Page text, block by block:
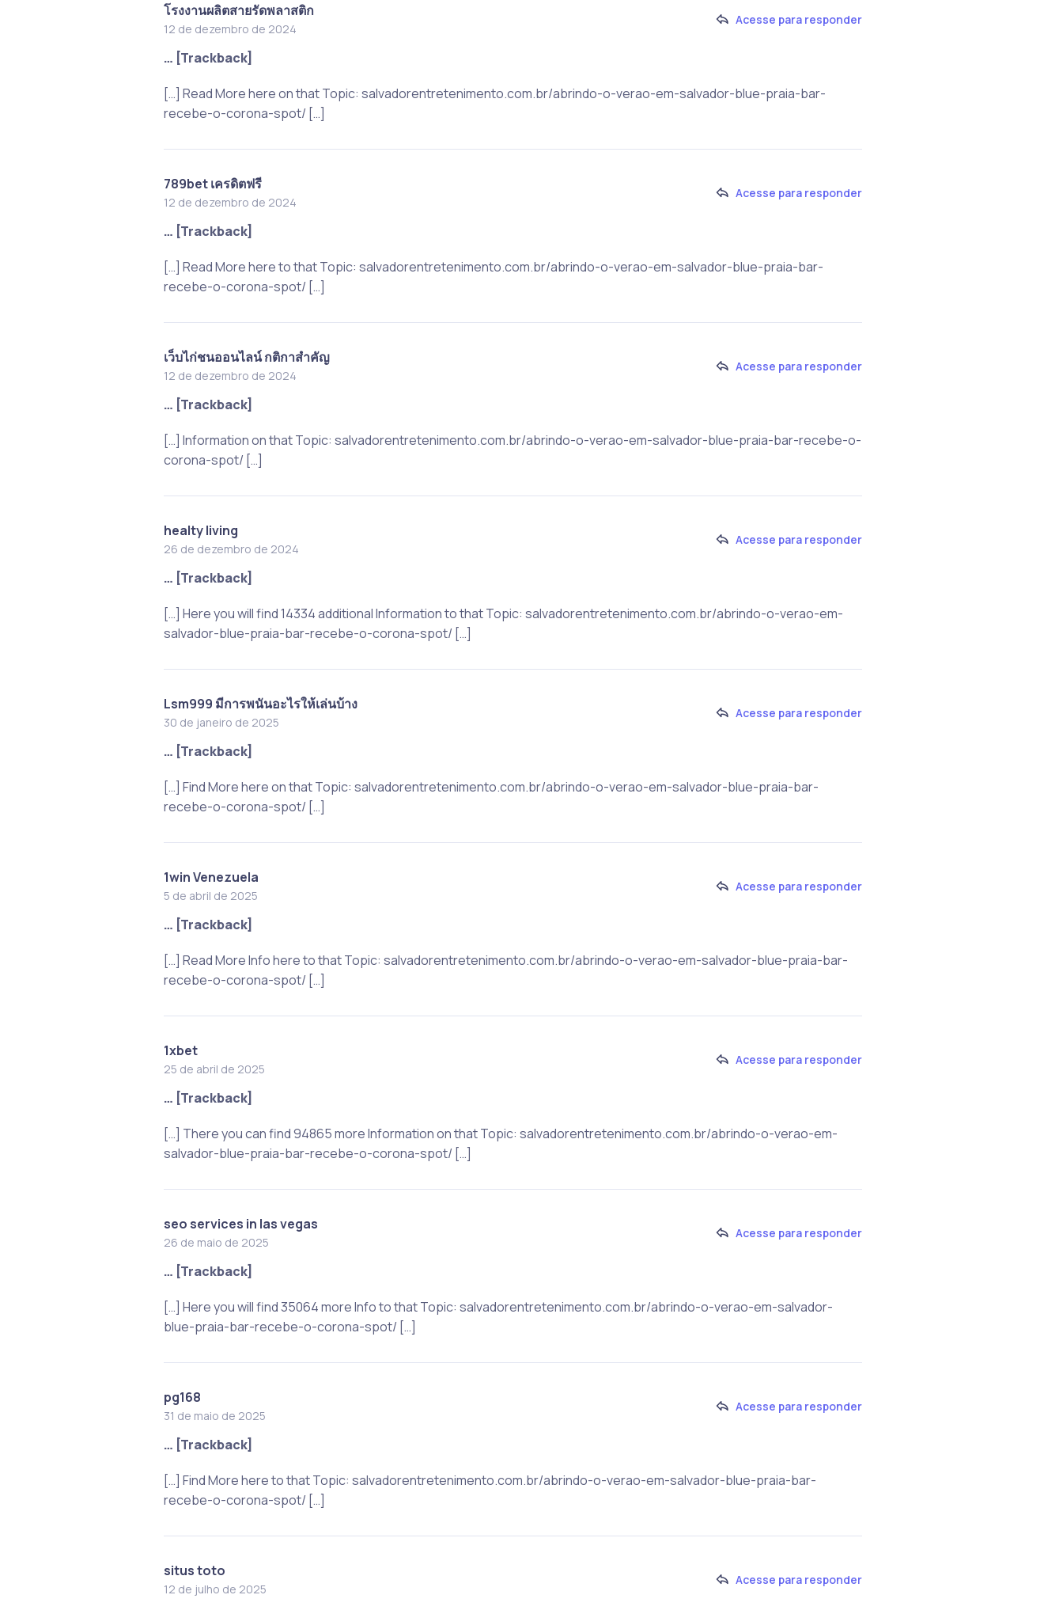
โรงงานผลิตสายรัดพลาสติก
12 de dezembro de 2024
Acesse para responder
… [Trackback]
[…] Read More here on that Topic: salvadorentretenimento.com.br/abrindo-o-verao-em-salvador-blue-praia-bar-
recebe-o-corona-spot/ […]
789bet เครดิตฟรี
12 de dezembro de 2024
Acesse para responder
… [Trackback]
[…] Read More here to that Topic: salvadorentretenimento.com.br/abrindo-o-verao-em-salvador-blue-praia-bar-
recebe-o-corona-spot/ […]
เว็บไก่ชนออนไลน์ กติกาสำคัญ
12 de dezembro de 2024
Acesse para responder
… [Trackback]
[…] Information on that Topic: salvadorentretenimento.com.br/abrindo-o-verao-em-salvador-blue-praia-bar-recebe-o-
corona-spot/ […]
healty living
26 de dezembro de 2024
Acesse para responder
… [Trackback]
[…] Here you will find 14334 additional Information to that Topic: salvadorentretenimento.com.br/abrindo-o-verao-em-
salvador-blue-praia-bar-recebe-o-corona-spot/ […]
Lsm999 มีการพนันอะไรให้เล่นบ้าง
30 de janeiro de 2025
Acesse para responder
… [Trackback]
[…] Find More here on that Topic: salvadorentretenimento.com.br/abrindo-o-verao-em-salvador-blue-praia-bar-
recebe-o-corona-spot/ […]
1win Venezuela
5 de abril de 2025
Acesse para responder
… [Trackback]
[…] Read More Info here to that Topic: salvadorentretenimento.com.br/abrindo-o-verao-em-salvador-blue-praia-bar-
recebe-o-corona-spot/ […]
1xbet
25 de abril de 2025
Acesse para responder
… [Trackback]
[…] There you can find 94865 more Information on that Topic: salvadorentretenimento.com.br/abrindo-o-verao-em-
salvador-blue-praia-bar-recebe-o-corona-spot/ […]
seo services in las vegas
26 de maio de 2025
Acesse para responder
… [Trackback]
[…] Here you will find 35064 more Info to that Topic: salvadorentretenimento.com.br/abrindo-o-verao-em-salvador-
blue-praia-bar-recebe-o-corona-spot/ […]
pg168
31 de maio de 2025
Acesse para responder
… [Trackback]
[…] Find More here to that Topic: salvadorentretenimento.com.br/abrindo-o-verao-em-salvador-blue-praia-bar-
recebe-o-corona-spot/ […]
situs toto
12 de julho de 2025
Acesse para responder